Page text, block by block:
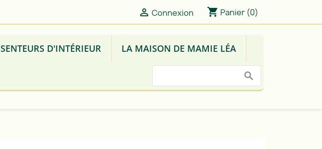
 Connexion shopping_cart Panier (0)
SENTEURS D'INTÉRIEUR LA MAISON DE MAMIE LÉA